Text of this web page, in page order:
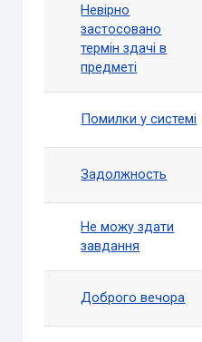
Невірно
застосовано
термін здачі в
предметі
Помилки у системі
Задолжность
Не можу здати
завдання
Доброго вечора